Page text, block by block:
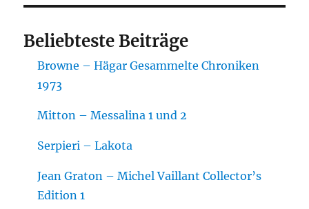
Beliebteste Beiträge
Browne – Hägar Gesammelte Chroniken
1973
Mitton – Messalina 1 und 2
Serpieri – Lakota
Jean Graton – Michel Vaillant Collector’s
Edition 1